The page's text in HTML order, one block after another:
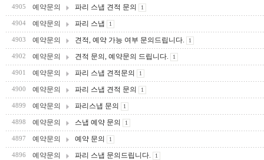
4905 예약문의 파리 스냅 견적 문의 1
4904 예약문의 파리 스냅 1
4903 예약문의 견적, 예약 가능 여부 문의드립니다. 1
4902 예약문의 견적 문의, 예약문의 드립니다. 1
4901 예약문의 파리 스냅 견적문의 1
4900 예약문의 파리 스냅 견적 문의 1
4899 예약문의 파리스냅 문의 1
4898 예약문의 스냅 예약 문의 1
4897 예약문의 예약 문의 1
4896 예약문의 파리 스냅 문의드립니다. 1